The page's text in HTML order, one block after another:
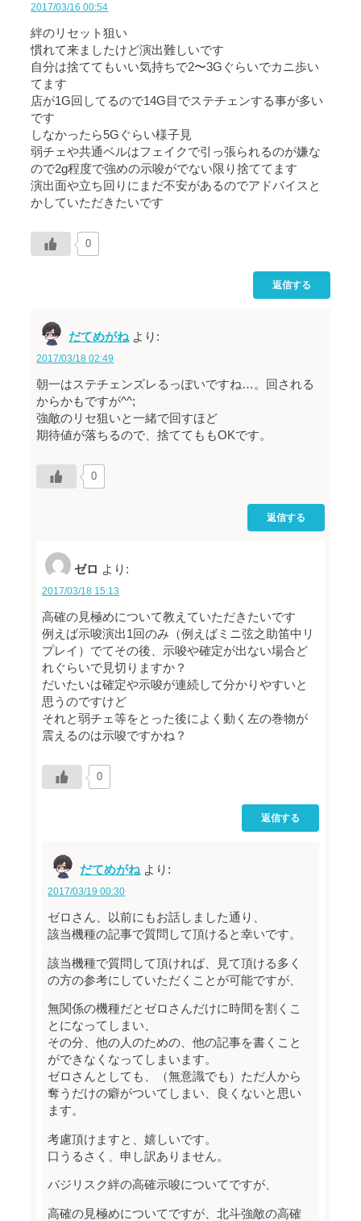
2017/03/16 00:54
絆のリセット狙い
慣れて来ましたけど演出難しいです
自分は捨ててもいい気持ちで2〜3Gぐらいでカニ歩い
てます
店が1G回してるので14G目でステチェンする事が多い
です
しなかったら5Gぐらい様子見
弱チェや共通ベルはフェイクで引っ張られるのが嫌な
ので2g程度で強めの示唆がでない限り捨ててます
演出面や立ち回りにまだ不安があるのでアドバイスと
かしていただきたいです
0
返信する
だてめがね より:
2017/03/18 02:49
朝一はステチェンズレるっぽいですね…。回される
からかもですが^^;
強敵のリセ狙いと一緒で回すほど
期待値が落ちるので、捨ててももOKです。
0
返信する
ゼロ より:
2017/03/18 15:13
高確の見極めについて教えていただきたいです
例えば示唆演出1回のみ（例えばミニ弦之助笛中リ
プレイ）でてその後、示唆や確定が出ない場合ど
れぐらいで見切りますか？
だいたいは確定や示唆が連続して分かりやすいと
思うのですけど
それと弱チェ等をとった後によく動く左の巻物が
震えるのは示唆ですかね？
0
返信する
だてめがね より:
2017/03/19 00:30
ゼロさん、以前にもお話しました通り、
該当機種の記事で質問して頂けると幸いです。
該当機種で質問して頂ければ、見て頂ける多く
の方の参考にしていただくことが可能ですが、
無関係の機種だとゼロさんだけに時間を割くこ
とになってしまい、
その分、他の人のための、他の記事を書くこと
ができなくなってしまいます。
ゼロさんとしても、（無意識でも）ただ人から
奪うだけの癖がついてしまい、良くないと思い
ます。
考慮頂けますと、嬉しいです。
口うるさく、申し訳ありません。
バジリスク絆の高確示唆についてですが、
高確の見極めについてですが、北斗強敵の高確